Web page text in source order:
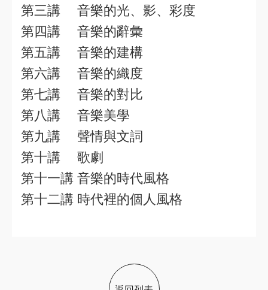
第三講 音樂的光、影、彩度
第四講 音樂的辭彙
第五講 音樂的建構
第六講 音樂的織度
第七講 音樂的對比
第八講 音樂美學
第九講 聲情與文詞
第十講 歌劇
第十一講 音樂的時代風格
第十二講 時代裡的個人風格